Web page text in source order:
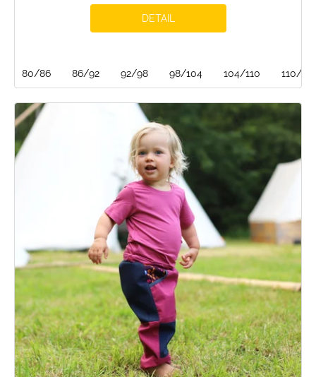
DETAIL
80/86 86/92 92/98 98/104 104/110 110/116